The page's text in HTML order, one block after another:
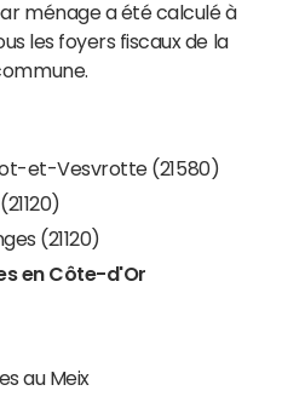
ménage a été calculé à
les foyers fiscaux de la
et-Vesvrotte (21580)
(21120)
en Côte-d'Or
Crèches au Meix